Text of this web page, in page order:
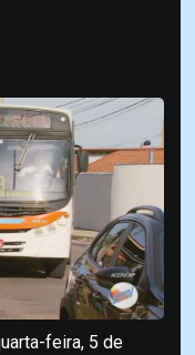
feira, 5 de